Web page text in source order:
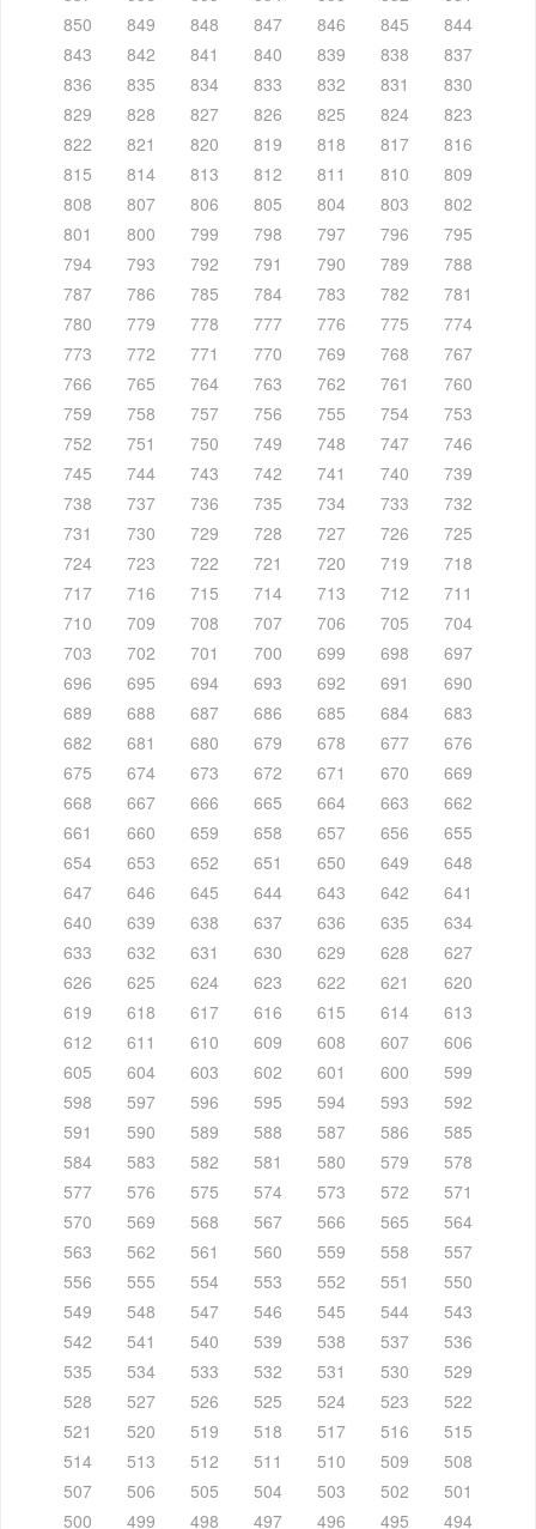
850
849 848 847 846 845
844
843
842 841 840 839 838
837
836
835 834 833 832 831
830
829
828 827 826 825 824
823
822
821 820 819 818 817
816
815
814 813 812 811 810
809
808
807 806 805 804 803
802
801
800 799 798 797 796
795
794
793 792 791 790 789
788
787
786 785 784 783 782
781
780
779 778 777 776 775
774
773
772 771 770 769 768
767
766
765 764 763 762 761
760
759
758 757 756 755 754
753
752
751 750 749 748 747
746
745
744 743 742 741 740
739
738
737 736 735 734 733
732
731
730 729 728 727 726
725
724
723 722 721 720 719
718
717
716 715 714 713 712
711
710
709 708 707 706 705
704
703
702 701 700 699 698
697
696
695 694 693 692 691
690
689
688 687 686 685 684
683
682
681 680 679 678 677
676
675
674 673 672 671 670
669
668
667 666 665 664 663
662
661
660 659 658 657 656
655
654
653 652 651 650 649
648
647
646 645 644 643 642
641
640
639 638 637 636 635
634
633
632 631 630 629 628
627
626
625 624 623 622 621
620
619
618 617 616 615 614
613
612
611 610 609 608 607
606
605
604 603 602 601 600
599
598
597 596 595 594 593
592
591
590 589 588 587 586
585
584
583 582 581 580 579
578
577
576 575 574 573 572
571
570
569 568 567 566 565
564
563
562 561 560 559 558
557
556
555 554 553 552 551
550
549
548 547 546 545 544
543
542
541 540 539 538 537
536
535
534 533 532 531 530
529
528
527 526 525 524 523
522
521
520 519 518 517 516
515
514
513 512 511 510 509
508
507
506 505 504 503 502
501
500
499 498 497 496 495
494